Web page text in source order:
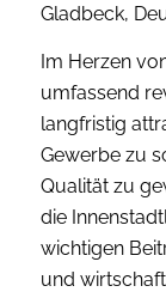
Gladbeck,
Im Herzen
umfassend
langfristig
Gewerbe zu
Qualität zu
die
wichtigen
und